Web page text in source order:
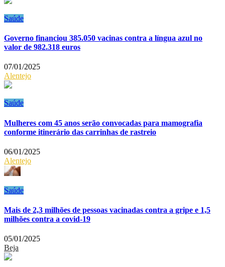
Saúde
Governo financiou 385.050 vacinas contra a língua azul no
valor de 982.318 euros
07/01/2025
Alentejo
Saúde
Mulheres com 45 anos serão convocadas para mamografia
conforme itinerário das carrinhas de rastreio
06/01/2025
Alentejo
Saúde
Mais de 2,3 milhões de pessoas vacinadas contra a gripe e 1,5
milhões contra a covid-19
05/01/2025
Beja